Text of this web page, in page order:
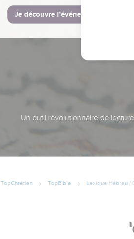
Je découvre l’événement
Un outil révolutionnaire de
TopChrétien TopBible Lexique Hébreu /